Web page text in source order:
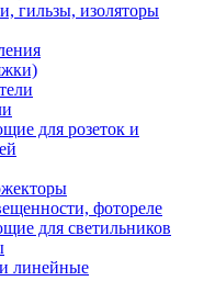
гильзы, изоляторы
для розеток и
фотореле
для светильников
линейные